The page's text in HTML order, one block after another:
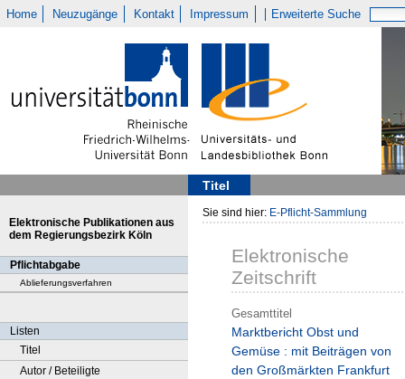
Home Neuzugänge Kontakt Impressum Erweiterte Suche
Titel
Elektronische Publikationen aus
dem Regierungsbezirk Köln
Pflichtabgabe
Ablieferungsverfahren
Listen
Titel
Autor / Beteiligte
Sie sind hier: E-Pflicht-Sammlung
Elektronische
Zeitschrift
Gesamttitel
Marktbericht Obst und
Gemüse : mit Beiträgen von
den Großmärkten Frankfurt